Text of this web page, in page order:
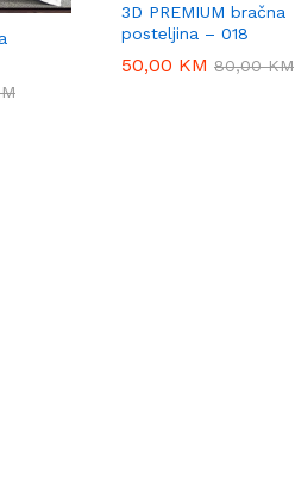
3D PREMIUM bračna
posteljina – 018
50,00 KM 80,00KM
50,00 KM 80,00KM